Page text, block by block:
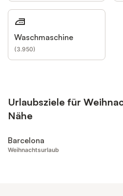
Waschmaschine
(3.950)
Urlaubsziele für
Nähe
Barcelona
Weihnachtsurlaub